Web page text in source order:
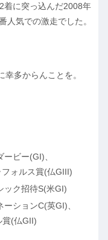
着に突っ込んだ2008年
人気での激走でした。
多からんことを。
ビー(GI)、
ォルス賞(仏GIII)
ック招待S(米GI)
ションC(英GI)、
賞(仏GII)